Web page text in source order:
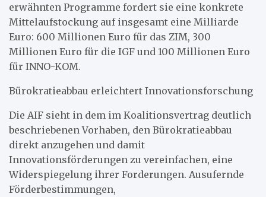
erwähnten Programme fordert sie eine konkrete
Mittelaufstockung auf insgesamt eine Milliarde
Euro: 600 Millionen Euro für das ZIM, 300
Millionen Euro für die IGF und 100 Millionen Euro
für INNO-KOM.
Bürokratieabbau erleichtert Innovationsforschung
Die AIF sieht in dem im Koalitionsvertrag deutlich
beschriebenen Vorhaben, den Bürokratieabbau
direkt anzugehen und damit
Innovationsförderungen zu vereinfachen, eine
Widerspiegelung ihrer Forderungen. Ausufernde
Förderbestimmungen,